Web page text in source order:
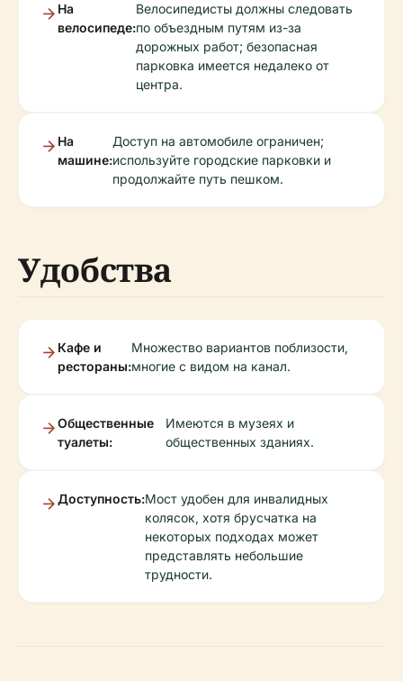
На
велосипеде:
Велосипедисты должны следовать
по объездным путям из-за
дорожных работ; безопасная
парковка имеется недалеко от
центра.
На
машине:
Доступ на автомобиле ограничен;
используйте городские парковки и
продолжайте путь пешком.
Удобства
Кафе и
рестораны:
Множество вариантов поблизости,
многие с видом на канал.
Общественные
туалеты:
Имеются в музеях и
общественных зданиях.
Доступность:Мост удобен для инвалидных
колясок, хотя брусчатка на
некоторых подходах может
представлять небольшие
трудности.